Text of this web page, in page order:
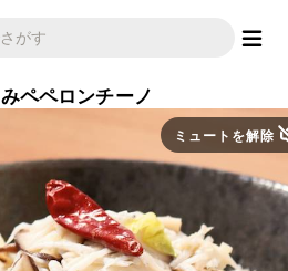
ペペロンチーノ
ミュートを解除